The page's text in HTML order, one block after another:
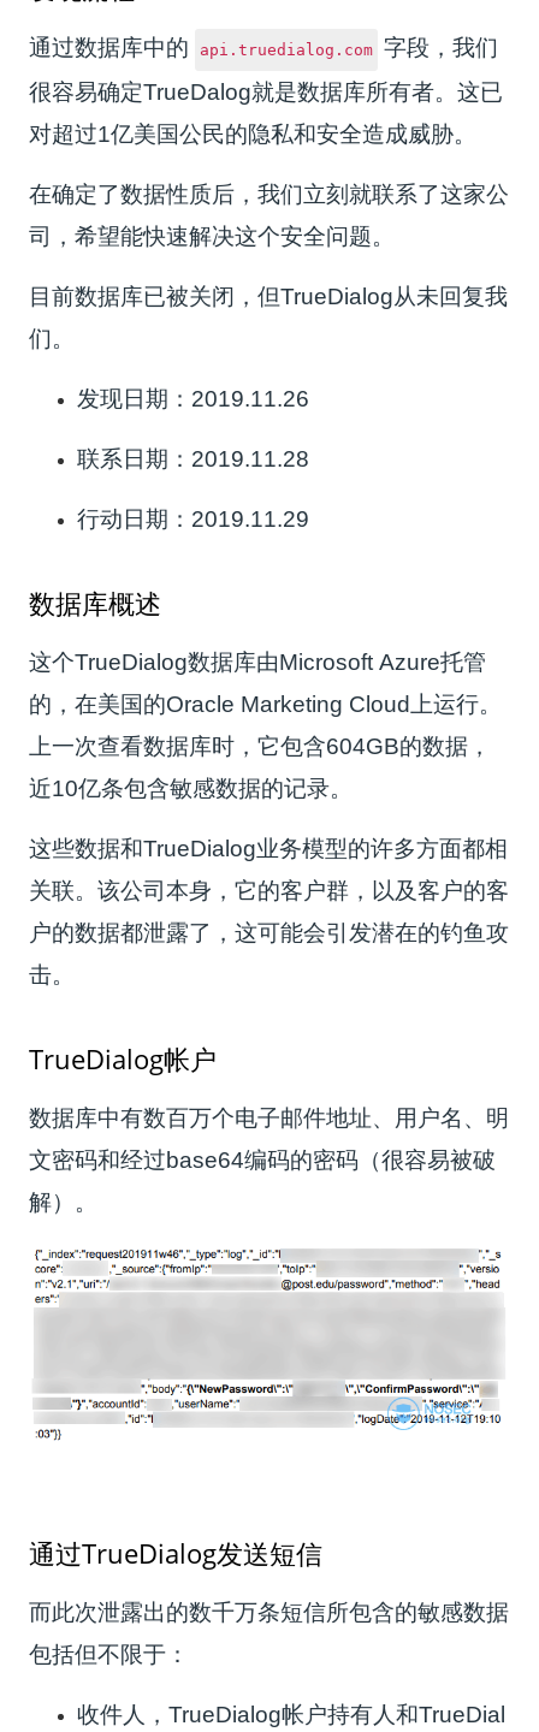
通过数据库中的 api.truedialog.com
字段，我们
很容易确定TrueDalog就是数据库所有者。这已
对超过1亿美国公民的隐私和安全造成威胁。
在确定了数据性质后，我们立刻就联系了这家公
司，希望能快速解决这个安全问题。
目前数据库已被关闭，但TrueDialog从未回复我
们。
发现日期：2019.11.26
联系日期：2019.11.28
行动日期：2019.11.29
数据库概述
这个TrueDialog数据库由Microsoft Azure托管
的，在美国的Oracle Marketing Cloud上运行。
上一次查看数据库时，它包含604GB的数据，
近10亿条包含敏感数据的记录。
这些数据和TrueDialog业务模型的许多方面都相
关联。该公司本身，它的客户群，以及客户的客
户的数据都泄露了，这可能会引发潜在的钓鱼攻
击。
TrueDialog帐户
数据库中有数百万个电子邮件地址、用户名、明
文密码和经过base64编码的密码（很容易被破
解）。
通过TrueDialog发送短信
而此次泄露出的数千万条短信所包含的敏感数据
包括但不限于：
收件人，TrueDialog帐户持有人和TrueDial